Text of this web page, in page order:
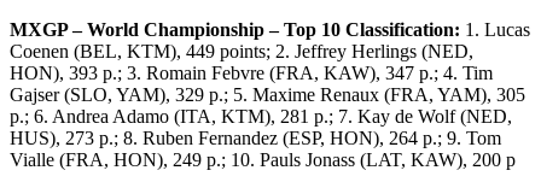
MXGP – World Championship – Top 10 Classification: 1. Lucas
Coenen (BEL, KTM), 449 points; 2. Jeffrey Herlings (NED,
HON), 393 p.; 3. Romain Febvre (FRA, KAW), 347 p.; 4. Tim
Gajser (SLO, YAM), 329 p.; 5. Maxime Renaux (FRA, YAM), 305
p.; 6. Andrea Adamo (ITA, KTM), 281 p.; 7. Kay de Wolf (NED,
HUS), 273 p.; 8. Ruben Fernandez (ESP, HON), 264 p.; 9. Tom
Vialle (FRA, HON), 249 p.; 10. Pauls Jonass (LAT, KAW), 200 p